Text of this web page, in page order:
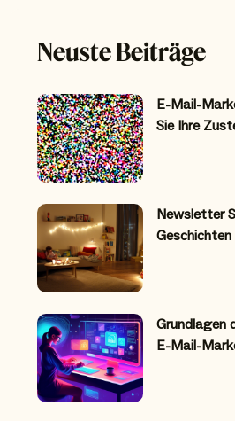
Neuste Beiträge
E-Mail-
Sie Ihre
Newsletter
Grundlagen
E-Mail-